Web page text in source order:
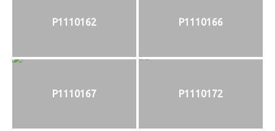
P1110162 P1110166
P1110167 P1110172